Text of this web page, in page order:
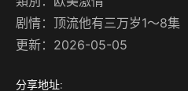
剧情： 顶流他有三万岁1～8集
更新：2026-05-05
分享地址: